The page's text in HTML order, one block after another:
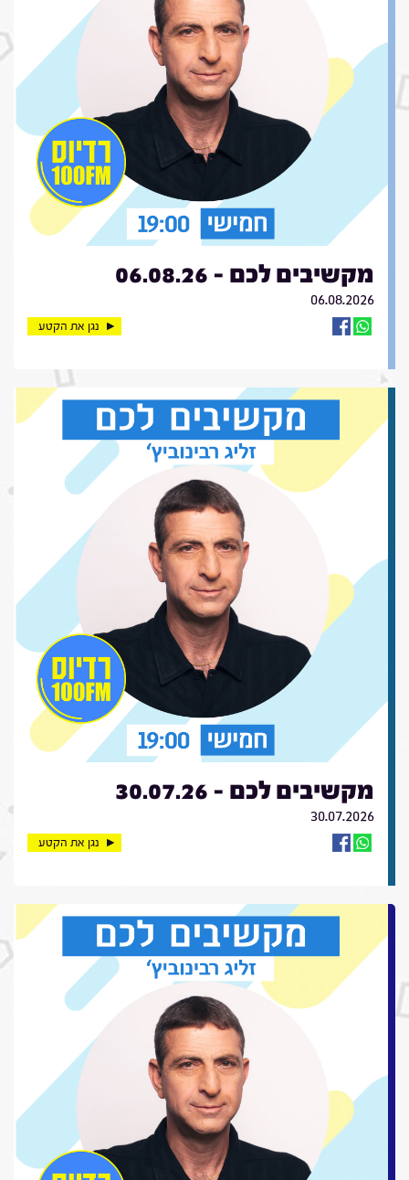
מקשיבים לכם - 06.08.26
06.08.2026
נגן את הקטע
מקשיבים לכם - 30.07.26
30.07.2026
נגן את הקטע